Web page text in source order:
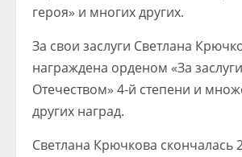
героя» и многих других.
За свои заслуги Светлана
награждена орденом «За
Отечеством» 4-й степени и
других наград.
Светлана Крючкова скончалась